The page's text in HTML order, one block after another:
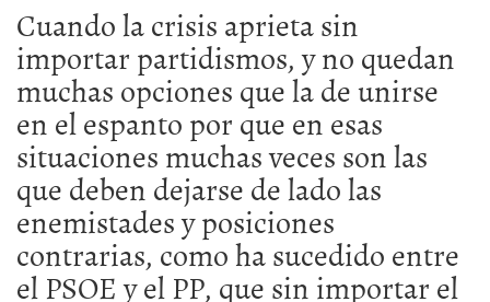
Cuando la crisis aprieta sin
importar partidismos, y no quedan
muchas opciones que la de unirse
en el espanto por que en esas
situaciones muchas veces son las
que deben dejarse de lado las
enemistades y posiciones
contrarias, como ha sucedido entre
el PSOE y el PP, que sin importar el